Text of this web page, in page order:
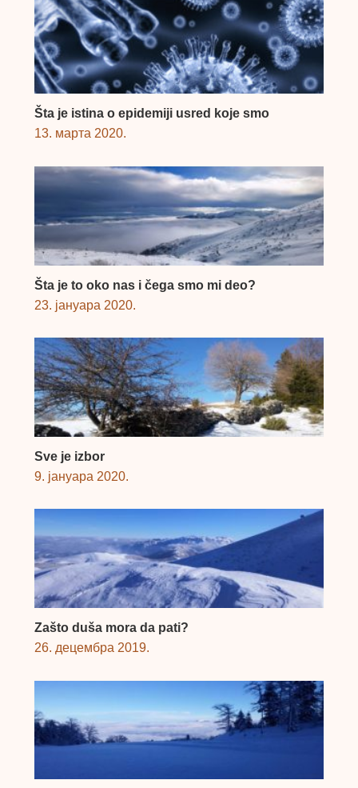
Šta je istina o epidemiji usred koje smo
13. марта 2020.
Šta je to oko nas i čega smo mi deo?
23. јануара 2020.
Sve je izbor
9. јануара 2020.
Zašto duša mora da pati?
26. децембра 2019.